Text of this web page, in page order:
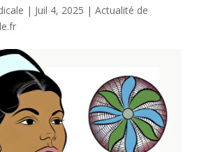
| Juil 4, 2025 | Actualité de